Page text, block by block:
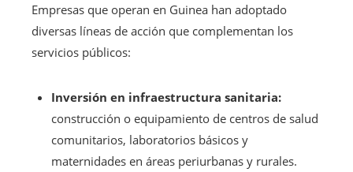
Empresas que operan en Guinea han adoptado
diversas líneas de acción que complementan los
servicios públicos:
Inversión en infraestructura sanitaria:
construcción o equipamiento de centros de salud
comunitarios, laboratorios básicos y
maternidades en áreas periurbanas y rurales.